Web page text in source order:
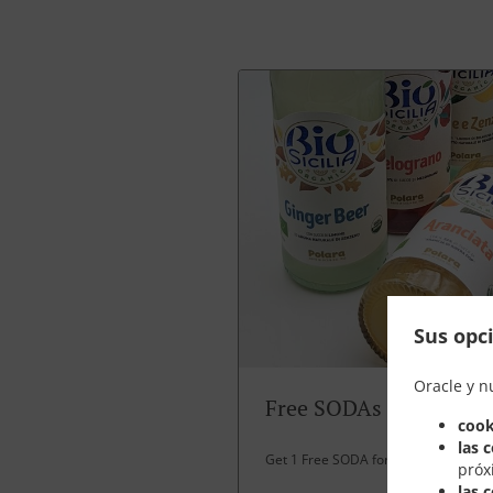
Sus
Oracle y
las
Free SODAs
Get 1 Free SODA for over 30 EUR